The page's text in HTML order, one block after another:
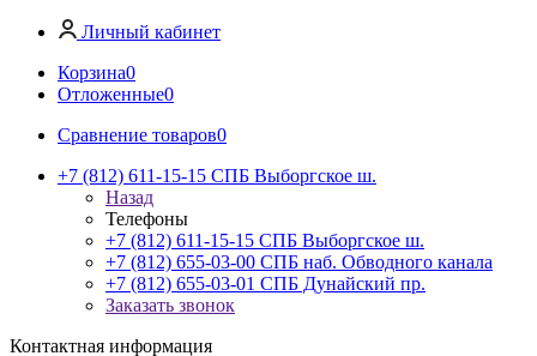
Личный кабинет
Корзина0
Отложенные0
Сравнение товаров0
+7 (812) 611-15-15 СПБ Выборгское ш.
Назад
Телефоны
+7 (812) 611-15-15 СПБ Выборгское ш.
+7 (812) 655-03-00 СПБ наб. Обводного канала
+7 (812) 655-03-01 СПБ Дунайский пр.
Заказать звонок
Контактная информация